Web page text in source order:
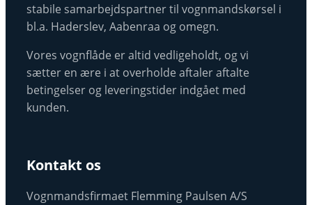
stabile samarbejdspartner til vognmandskørsel i
bl.a. Haderslev, Aabenraa og omegn.
Vores vognflåde er altid vedligeholdt, og vi
sætter en ære i at overholde aftaler aftalte
betingelser og leveringstider indgået med
kunden.
Kontakt os
Vognmandsfirmaet Flemming Paulsen A/S